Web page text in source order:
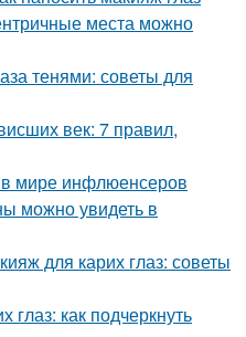
места можно
тенями: советы для
век: 7 правил,
в мире инфлюенсеров
можно увидеть в
для карих глаз: советы
как подчеркнуть